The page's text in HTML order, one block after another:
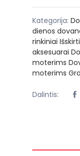
Kategorija:
dienos
rinkiniai
aksesuarai
moterims
moterims
Dalintis: